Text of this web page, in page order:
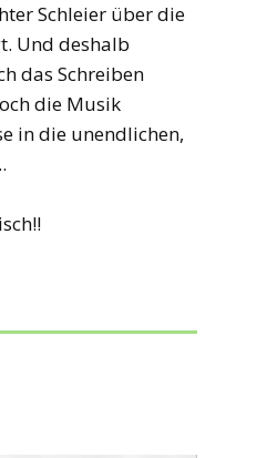
Schleier über die
Und deshalb
das Schreiben
die Musik
in die unendlichen,